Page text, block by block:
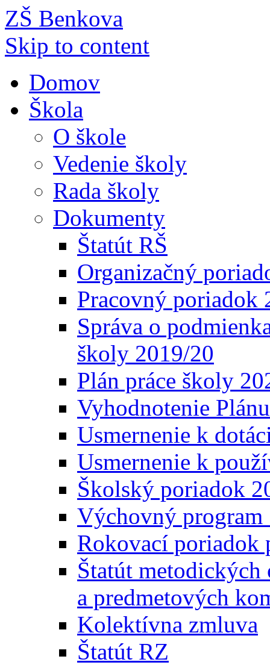
ZŠ Benkova
Skip to content
Domov
Škola
O škole
Vedenie školy
Rada školy
Dokumenty
Štatút RŠ
Organizačný
Pracovný poriadok
Správa o
školy 2019/20
Plán práce školy
Vyhodnotenie
Usmernenie k
Usmernenie k
Školský poriadok
Výchovný
Rokovací poriadok
Štatút
a predmetových
Kolektívna zmluva
Štatút RZ